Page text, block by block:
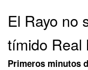
El Rayo no
tímido Real
Primeros minutos